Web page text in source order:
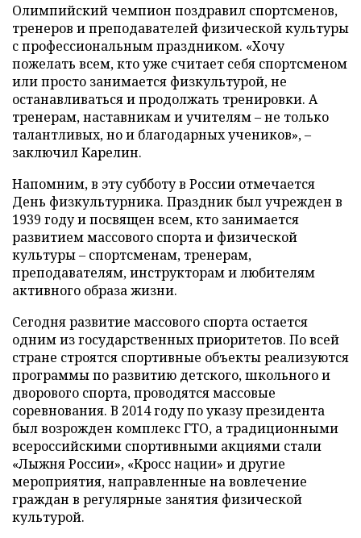
Олимпийский чемпион поздравил спортсменов,
тренеров и преподавателей физической культуры
с профессиональным праздником. «Хочу
пожелать всем, кто уже считает себя спортсменом
или просто занимается физкультурой, не
останавливаться и продолжать тренировки. А
тренерам, наставникам и учителям – не только
талантливых, но и благодарных учеников», –
заключил Карелин.
Напомним, в эту субботу в России отмечается
День физкультурника. Праздник был учрежден в
1939 году и посвящен всем, кто занимается
развитием массового спорта и физической
культуры – спортсменам, тренерам,
преподавателям, инструкторам и любителям
активного образа жизни.
Сегодня развитие массового спорта остается
одним из государственных приоритетов. По всей
стране строятся спортивные объекты реализуются
программы по развитию детского, школьного и
дворового спорта, проводятся массовые
соревнования. В 2014 году по указу президента
был возрожден комплекс ГТО, а традиционными
всероссийскими спортивными акциями стали
«Лыжня России», «Кросс нации» и другие
мероприятия, направленные на вовлечение
граждан в регулярные занятия физической
культурой.